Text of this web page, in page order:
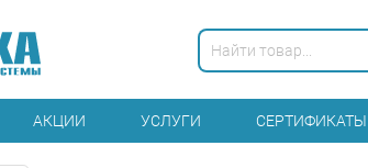
АКЦИИ УСЛУГИ СЕРТИФИКАТЫ